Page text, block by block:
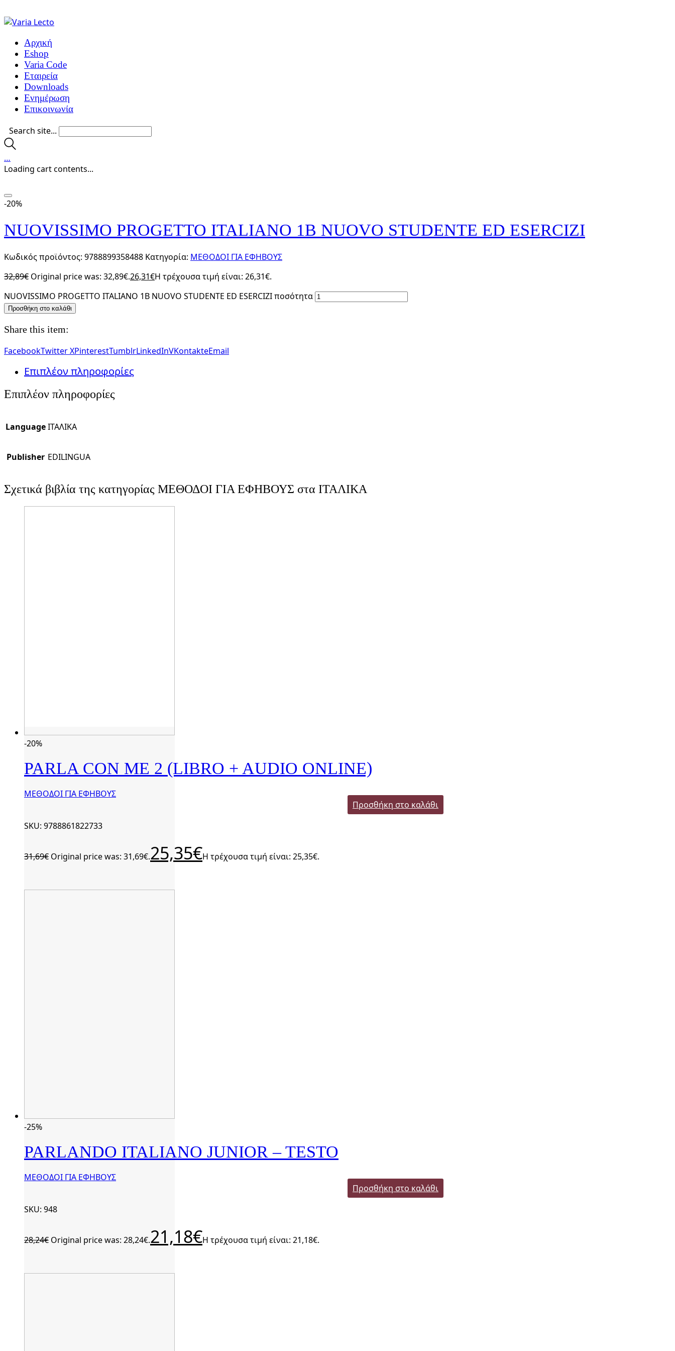
Αρχική
Eshop
Varia Code
Εταιρεία
Downloads
Ενημέρωση
Επικοινωνία
Search site...
…
Loading cart contents...
-20%
NUOVISSIMO PROGETTO ITALIANO 1B NUOVO STUDENTE ED ESERCIZI
Κωδικός προϊόντος: 9788899358488 Κατηγορία: ΜΕΘΟΔΟΙ ΓΙΑ ΕΦΗΒΟΥΣ
32,89€ Original price was: 32,89€.26,31€Η τρέχουσα τιμή είναι: 26,31€.
NUOVISSIMO PROGETTO ITALIANO 1B NUOVO STUDENTE ED ESERCIZI ποσότητα
Προσθήκη στο καλάθι
Share this item:
FacebookTwitter XPinterestTumblrLinkedInVKontakteEmail
Επιπλέον πληροφορίες
Επιπλέον πληροφορίες
LanguageΙΤΑΛΙΚΑ
Publisher EDILINGUA
Σχετικά βιβλία της κατηγορίας ΜΕΘΟΔΟΙ ΓΙΑ ΕΦΗΒΟΥΣ στα ΙΤΑΛΙΚΑ
-20%
PARLA CON ME 2 (LIBRO + AUDIO ONLINE)
ΜΕΘΟΔΟΙ ΓΙΑ ΕΦΗΒΟΥΣ
Προσθήκη στο καλάθι
SKU: 9788861822733
31,69€ Original price was: 31,69€.25,35€Η τρέχουσα τιμή είναι: 25,35€.
-25%
PARLANDO ITALIANO JUNIOR – TESTO
ΜΕΘΟΔΟΙ ΓΙΑ ΕΦΗΒΟΥΣ
Προσθήκη στο καλάθι
SKU: 948
28,24€ Original price was: 28,24€.21,18€Η τρέχουσα τιμή είναι: 21,18€.